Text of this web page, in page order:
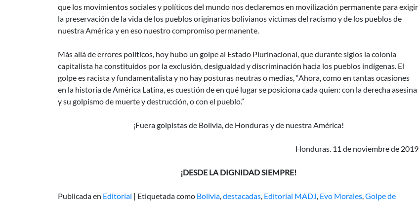
que los movimientos sociales y políticos del mundo nos declaremos en movilización permanente para exigir
la preservación de la vida de los pueblos originarios bolivianos víctimas del racismo y de los pueblos de
nuestra América y en eso nuestro compromiso permanente.
Más allá de errores políticos, hoy hubo un golpe al Estado Plurinacional, que durante siglos la colonia
capitalista ha constituidos por la exclusión, desigualdad y discriminación hacia los pueblos indígenas. El
golpe es racista y fundamentalista y no hay posturas neutras o medias, “Ahora, como en tantas ocasiones
en la historia de América Latina, es cuestión de en qué lugar se posiciona cada quien: con la derecha asesina
y su golpismo de muerte y destrucción, o con el pueblo.”
¡Fuera golpistas de Bolivia, de Honduras y de nuestra América!
Honduras. 11 de noviembre de 2019
¡DESDE LA DIGNIDAD SIEMPRE!
Publicada en Editorial | Etiquetada como Bolivia,destacadas, Editorial MADJ, Evo Morales,Golpe de